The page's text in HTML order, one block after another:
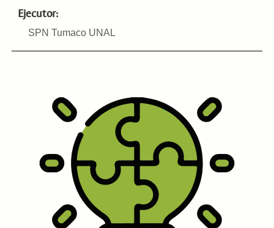
Ejecutor:
SPN Tumaco UNAL